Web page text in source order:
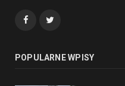
Facebook
POPULARNE WPISY